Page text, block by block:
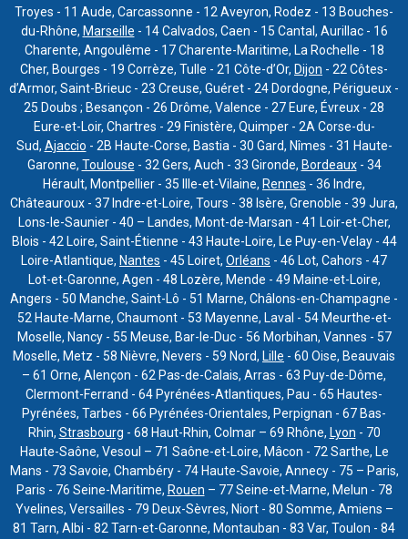
Troyes - 11 Aude, Carcassonne - 12 Aveyron, Rodez - 13 Bouches-
du-Rhône, Marseille - 14 Calvados, Caen - 15 Cantal, Aurillac - 16
Charente, Angoulême - 17 Charente-Maritime, La Rochelle - 18
Cher, Bourges - 19 Corrèze, Tulle - 21 Côte-d’Or, Dijon - 22 Côtes-
d’Armor, Saint-Brieuc - 23 Creuse, Guéret - 24 Dordogne, Périgueux -
25 Doubs ; Besançon - 26 Drôme, Valence - 27 Eure, Évreux - 28
Eure-et-Loir, Chartres - 29 Finistère, Quimper - 2A Corse-du-
Sud, Ajaccio - 2B Haute-Corse, Bastia - 30 Gard, Nîmes - 31 Haute-
Garonne, Toulouse - 32 Gers, Auch - 33 Gironde, Bordeaux- 34
Hérault, Montpellier - 35 Ille-et-Vilaine, Rennes - 36 Indre,
Châteauroux - 37 Indre-et-Loire, Tours - 38 Isère, Grenoble - 39 Jura,
Lons-le-Saunier - 40 – Landes, Mont-de-Marsan - 41 Loir-et-Cher,
Blois - 42 Loire, Saint-Étienne - 43 Haute-Loire, Le Puy-en-Velay - 44
Loire-Atlantique, Nantes - 45 Loiret, Orléans - 46 Lot, Cahors - 47
Lot-et-Garonne, Agen - 48 Lozère, Mende - 49 Maine-et-Loire,
Angers - 50 Manche, Saint-Lô - 51 Marne, Châlons-en-Champagne -
52 Haute-Marne, Chaumont - 53 Mayenne, Laval - 54 Meurthe-et-
Moselle, Nancy - 55 Meuse, Bar-le-Duc - 56 Morbihan, Vannes - 57
Moselle, Metz - 58 Nièvre, Nevers - 59 Nord, Lille - 60 Oise, Beauvais
– 61 Orne, Alençon - 62 Pas-de-Calais, Arras - 63 Puy-de-Dôme,
Clermont-Ferrand - 64 Pyrénées-Atlantiques, Pau - 65 Hautes-
Pyrénées, Tarbes - 66 Pyrénées-Orientales, Perpignan - 67 Bas-
Rhin, Strasbourg - 68 Haut-Rhin, Colmar – 69 Rhône, Lyon - 70
Haute-Saône, Vesoul – 71 Saône-et-Loire, Mâcon - 72 Sarthe, Le
Mans - 73 Savoie, Chambéry - 74 Haute-Savoie, Annecy - 75 – Paris,
Paris - 76 Seine-Maritime, Rouen – 77 Seine-et-Marne, Melun - 78
Yvelines, Versailles - 79 Deux-Sèvres, Niort - 80 Somme, Amiens –
81 Tarn, Albi - 82 Tarn-et-Garonne, Montauban - 83 Var, Toulon - 84